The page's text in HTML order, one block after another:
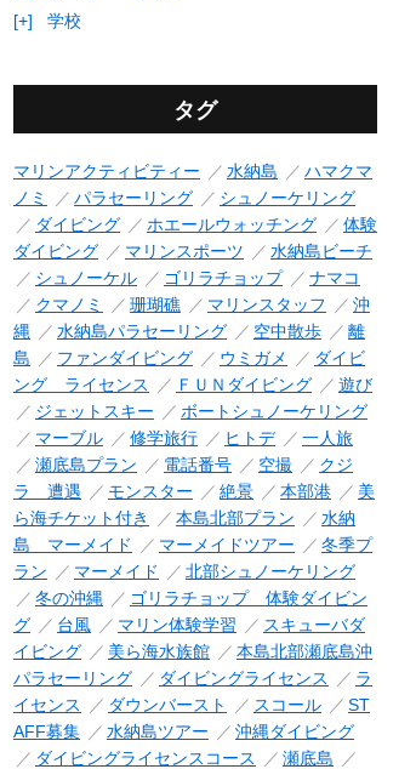
[+]
学校
タグ
マリンアクティビティー 水納島
ハマクマ
ノミ
パラセーリング
シュノーケリング
ダイビング
ホエールウォッチング
体験
ダイビング
マリンスポーツ
水納島ビーチ
シュノーケル
ゴリラチョップ
ナマコ
クマノミ
珊瑚礁 マリンスタッフ
沖
縄
水納島パラセーリング 空中散歩
離
島
ファンダイビング ウミガメ
ダイビ
ング ライセンス
ＦＵＮダイビング
遊び
ジェットスキー
ボートシュノーケリング
マーブル
修学旅行 ヒトデ
一人旅
瀬底島プラン
電話番号 空撮
クジ
ラ 遭遇
モンスター 絶景 本部港
美
ら海チケット付き
本島北部プラン
水納
島 マーメイド
マーメイドツアー
冬季プ
ラン
マーメイド
北部シュノーケリング
冬の沖縄
ゴリラチョップ 体験ダイビン
グ
台風 マリン体験学習
スキューバダ
イビング
美ら海水族館
本島北部瀬底島沖
パラセーリング
ダイビングライセンス
ラ
イセンス
ダウンバースト スコール
ST
AFF募集
水納島ツアー
沖縄ダイビング
ダイビングライセンスコース
瀬底島